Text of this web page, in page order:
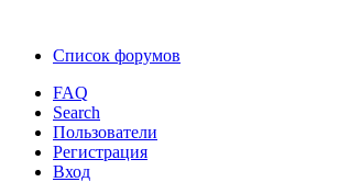
Список форумов
FAQ
Search
Пользователи
Регистрация
Вход